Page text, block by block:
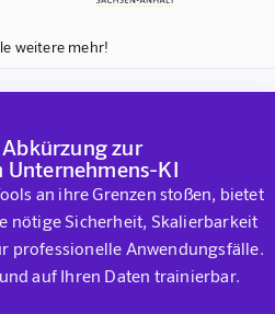
weitere mehr!
zur
Unternehmens-KI
an ihre Grenzen stoßen, bietet
nötige Sicherheit, Skalierbarkeit
professionelle Anwendungsfälle.
auf Ihren Daten trainierbar.